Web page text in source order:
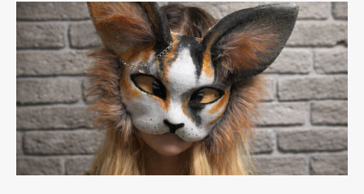
Cuando
los
jóvenes
buscan
identidad:
una
mirada
serena
al